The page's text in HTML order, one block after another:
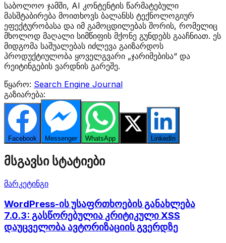
საბოლოო ჯამში, AI კონტენტის წარმატებული
მასშტაბირება მოითხოვს ბალანსს ტექნოლოგიურ
ეფექტურობასა და იმ გამოცდილებას შორის, რომელიც
მხოლოდ მაღალი სიმწიფის მქონე გუნდებს გააჩნიათ. ეს
მიდგომა საშუალებას იძლევა გაიზარდოს
პროდუქტიულობა ყოველგვარი „ჯარიმებისა“ და
რეიტინგების ვარდნის გარეშე.
წყარო: Search Engine Journal
გაზიარება:
Facebook Messenger WhatsApp LinkedIn
მსგავსი სტატიები
მარკეტინგი
WordPress-ის უსაფრთხოების განახლება
7.0.3: გასწორებულია კრიტიკული XSS
დაუცველობა ავტორიზაციის გვერდზე